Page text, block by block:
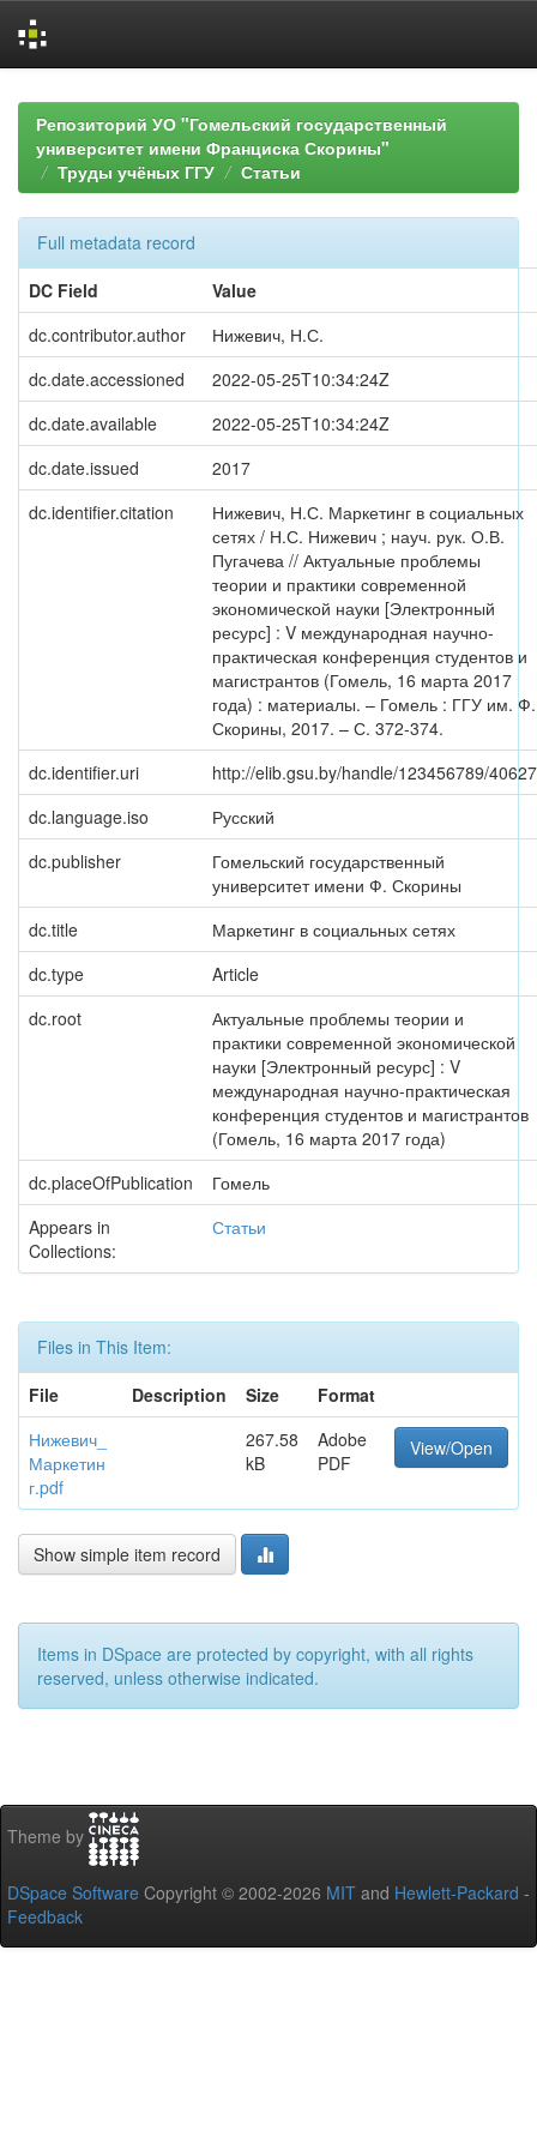
navigationРепозиторий УО "Гомельский государственный
университет имени Франциска Скорины"
Труды учёных ГГУ
Статьи
Full metadata record
DC Field
Value
dc.contributor.author
Нижевич, Н.С.
dc.date.accessioned
2022-05-25T10:34:24Z
dc.date.available
2022-05-25T10:34:24Z
dc.date.issued
2017
dc.identifier.citation
Нижевич, Н.С. Маркетинг в социальных
сетях / Н.С. Нижевич ; науч. рук. О.В.
Пугачева // Актуальные проблемы
теории и практики современной
экономической науки [Электронный
ресурс] : V международная научно-
практическая конференция студентов и
магистрантов (Гомель, 16 марта 2017
года) : материалы. – Гомель : ГГУ им. Ф.
Скорины, 2017. – С. 372-374.
dc.identifier.uri
http://elib.gsu.by/handle/123456789/40627
dc.language.iso
Русский
dc.publisher
Гомельский государственный
университет имени Ф. Скорины
dc.title
Маркетинг в социальных сетях
dc.type
Article
dc.root
Актуальные проблемы теории и
практики современной экономической
науки [Электронный ресурс] : V
международная научно-практическая
конференция студентов и магистрантов
(Гомель, 16 марта 2017 года)
dc.placeOfPublication
Гомель
Appears in
Collections:
Статьи
Files in This Item:
File
Description Size
Format
Нижевич_
Маркетин
г.pdf
267.58
kB
Adobe
PDF
View/Open
Show simple item record
Items in DSpace are protected by copyright, with all rights
reserved, unless otherwise indicated.
Theme by
DSpace Software Copyright © 2002-2026 MIT and Hewlett-Packard -
Feedback